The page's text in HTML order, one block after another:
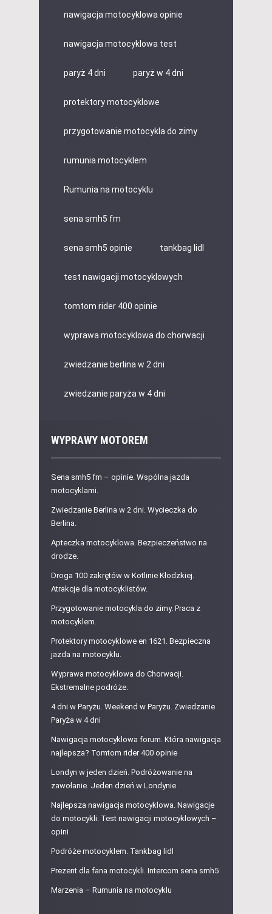
nawigacja motocyklowa opinie
nawigacja motocyklowa test
paryż 4 dni paryż w 4 dni
protektory motocyklowe
przygotowanie motocykla do zimy
rumunia motocyklem
Rumunia na motocyklu
sena smh5 fm
sena smh5 opinie tankbag lidl
test nawigacji motocyklowych
tomtom rider 400 opinie
wyprawa motocyklowa do chorwacji
zwiedzanie berlina w 2 dni
zwiedzanie paryża w 4 dni
WYPRAWY MOTOREM
Sena smh5 fm – opinie. Wspólna jazda
motocyklami.
Zwiedzanie Berlina w 2 dni. Wycieczka do
Berlina.
Apteczka motocyklowa. Bezpieczeństwo na
drodze.
Droga 100 zakrętów w Kotlinie Kłodzkiej.
Atrakcje dla motocyklistów.
Przygotowanie motocykla do zimy. Praca z
motocyklem.
Protektory motocyklowe en 1621. Bezpieczna
jazda na motocyklu.
Wyprawa motocyklowa do Chorwacji.
Ekstremalne podróże.
4 dni w Paryżu. Weekend w Paryżu. Zwiedzanie
Paryża w 4 dni
Nawigacja motocyklowa forum. Która nawigacja
najlepsza? Tomtom rider 400 opinie
Londyn w jeden dzień. Podróżowanie na
zawołanie. Jeden dzień w Londynie
Najlepsza nawigacja motocyklowa. Nawigacje
do motocykli. Test nawigacji motocyklowych –
opini
Podróże motocyklem. Tankbag lidl
Prezent dla fana motocykli. Intercom sena smh5
Marzenia – Rumunia na motocyklu